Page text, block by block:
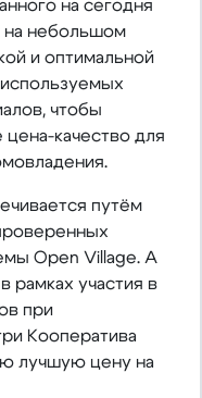
на сегодня
на небольшом
и оптимальной
чтобы
качество для
путём
Open Village. А
рамках участия в
при
Кооператива
лучшую цену на